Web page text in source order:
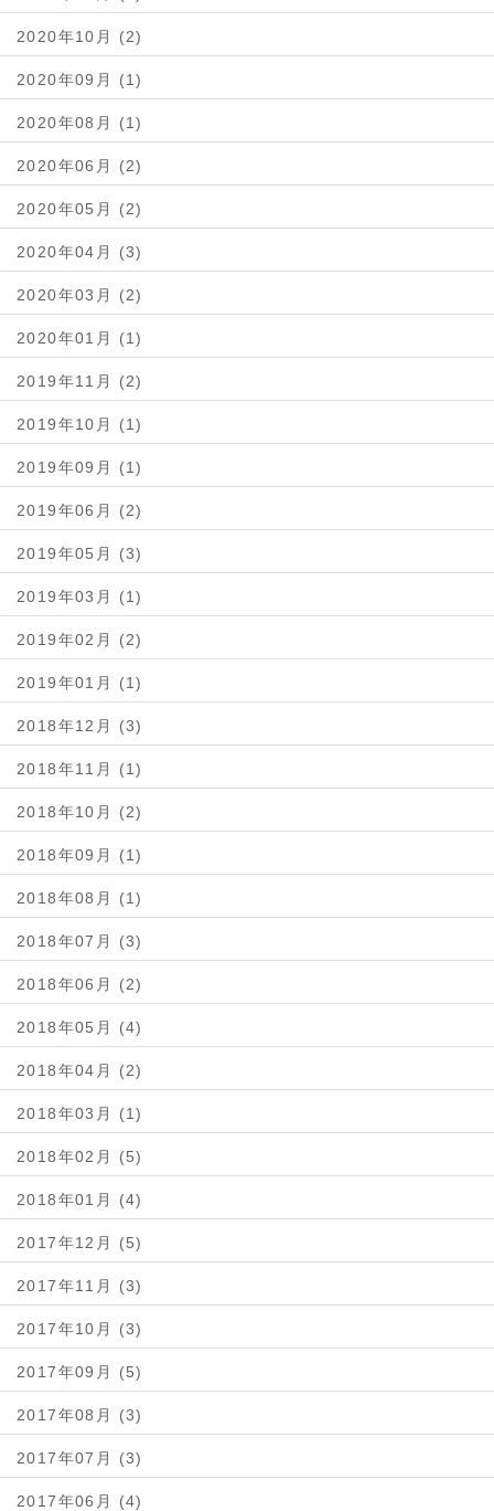
2020年10月 (2)
2020年09月 (1)
2020年08月 (1)
2020年06月 (2)
2020年05月 (2)
2020年04月 (3)
2020年03月 (2)
2020年01月 (1)
2019年11月 (2)
2019年10月 (1)
2019年09月 (1)
2019年06月 (2)
2019年05月 (3)
2019年03月 (1)
2019年02月 (2)
2019年01月 (1)
2018年12月 (3)
2018年11月 (1)
2018年10月 (2)
2018年09月 (1)
2018年08月 (1)
2018年07月 (3)
2018年06月 (2)
2018年05月 (4)
2018年04月 (2)
2018年03月 (1)
2018年02月 (5)
2018年01月 (4)
2017年12月 (5)
2017年11月 (3)
2017年10月 (3)
2017年09月 (5)
2017年08月 (3)
2017年07月 (3)
2017年06月 (4)